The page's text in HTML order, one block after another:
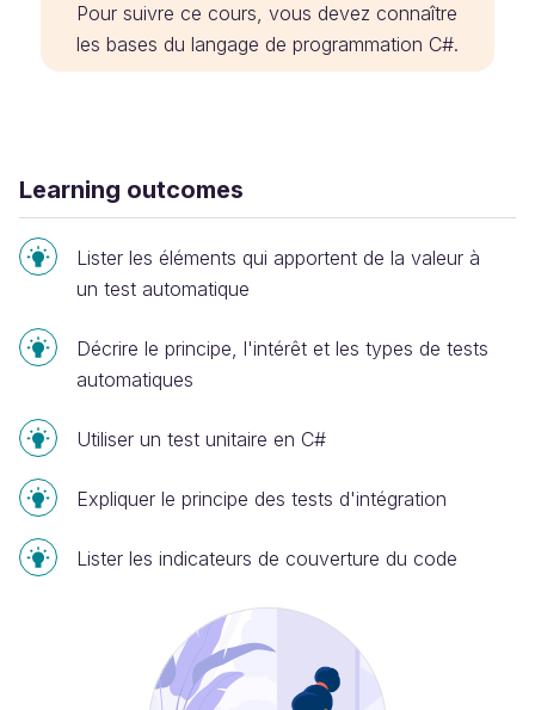
Pour suivre ce cours, vous devez connaître
les bases du langage de programmation C#.
Learning outcomes
Lister les éléments qui apportent de la valeur à
un test automatique
Décrire le principe, l'intérêt et les types de tests
automatiques
Utiliser un test unitaire en C#
Expliquer le principe des tests d'intégration
Lister les indicateurs de couverture du code